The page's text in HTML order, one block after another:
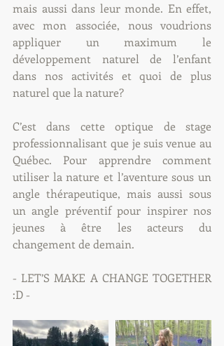
mais aussi dans leur monde. En effet,
avec mon associée, nous voudrions
appliquer un maximum le
développement naturel de l’enfant
dans nos activités et quoi de plus
naturel que la nature?
C’est dans cette optique de stage
professionnalisant que je suis venue au
Québec. Pour apprendre comment
utiliser la nature et l’aventure sous un
angle thérapeutique, mais aussi sous
un angle préventif pour inspirer nos
jeunes à être les acteurs du
changement de demain.
- LET’S MAKE A CHANGE TOGETHER
:D -